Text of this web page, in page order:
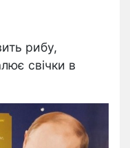
рибу,
свічки в